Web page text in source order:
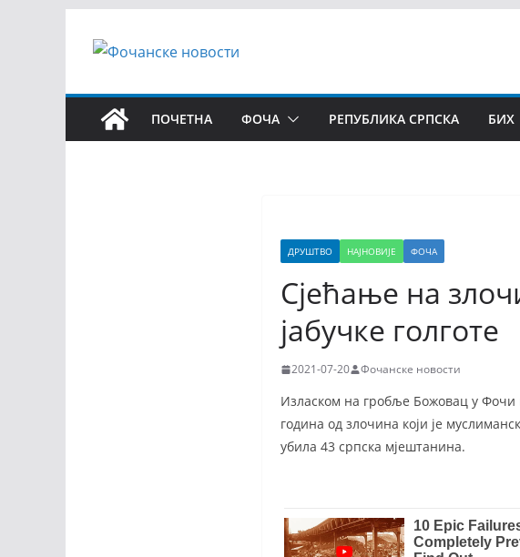
ПОЧЕТНА ФОЧА РЕПУБЛИКА СРПСКА БИХ
ДРУШТВО НАЈНОВИЈЕ ФОЧА
Сјећање на
јабучке голготе
2021-07-20 Фочанске новости
Изласком на гробље Божовац у Фочи
година од злочина који је
убила 43 српска мјештанина.